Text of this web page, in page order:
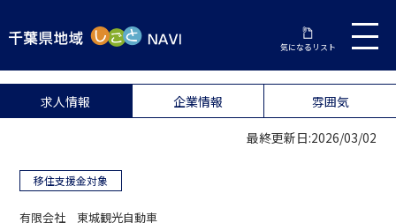
気になるリスト
求人情報 企業情報 雰囲気
最終更新日:2026/03/02
移住支援金対象
有限会社 東城観光自動車